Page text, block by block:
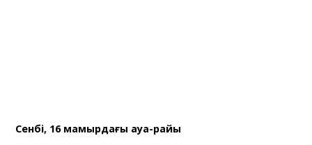
Сенбі, 16 мамырдағы ауа-райы